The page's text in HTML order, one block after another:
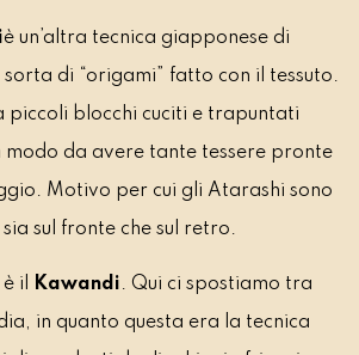
è un’altra tecnica giapponese di
di “origami” fatto con il tessuto.
piccoli blocchi cuciti e trapuntati
da avere tante tessere pronte
Motivo per cui gli Atarashi sono
sia sul fronte che sul retro.
il Kawandi. Qui ci spostiamo tra
in quanto questa era la tecnica